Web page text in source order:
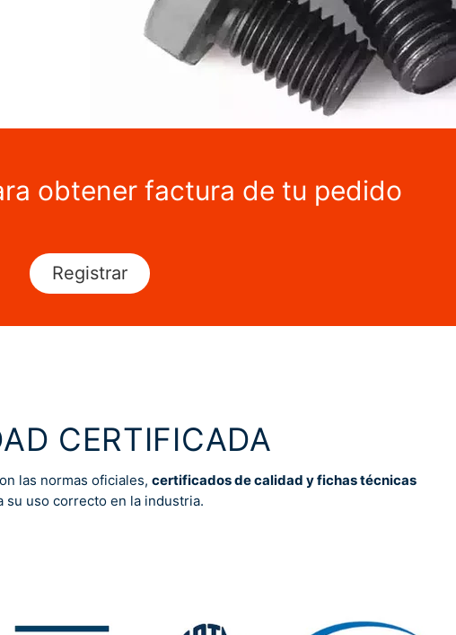
obtener factura de tu pedido
Registrar
CERTIFICADA
las normas oficiales,certificados de calidad y fichas técnicas
su uso correcto en la industria.